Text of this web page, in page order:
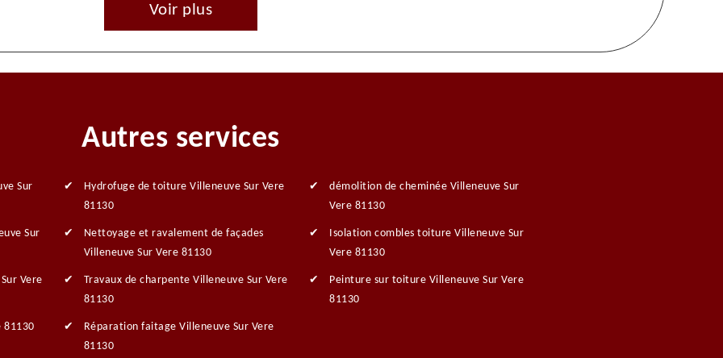
Voir plus
Autres services
Sur
Sur
Vere
81130
Hydrofuge de toiture Villeneuve Sur Vere
81130
Nettoyage et ravalement de façades
Villeneuve Sur Vere 81130
Travaux de charpente Villeneuve Sur Vere
81130
Réparation faitage Villeneuve Sur Vere
81130
démolition de cheminée Villeneuve Sur
Vere 81130
Isolation combles toiture Villeneuve Sur
Vere 81130
Peinture sur toiture Villeneuve Sur Vere
81130